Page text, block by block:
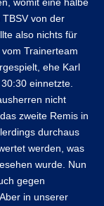
von der
also nichts für
Trainerteam
ehe Karl
einnetzte.
nicht
zweite Remis in
durchaus
werden, was
wurde. Nun
gegen
in unserer